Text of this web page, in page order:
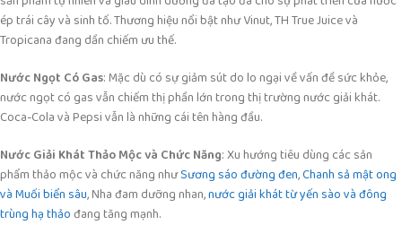
ép trái cây và sinh tố. Thương hiệu nổi bật như Vinut, TH True Juice và
Tropicana đang dần chiếm ưu thế.
Nước Ngọt Có Gas: Mặc dù có sự giảm sút do lo ngại về vấn đề sức khỏe,
nước ngọt có gas vẫn chiếm thị phần lớn trong thị trường nước giải khát.
Coca-Cola và Pepsi vẫn là những cái tên hàng đầu.
Nước Giải Khát Thảo Mộc và Chức Năng: Xu hướng tiêu dùng các sản
phẩm thảo mộc và chức năng nhưSương sáo đường đen,Chanh sả mật ong
và Muối biển sâu, Nha đam dưỡng nhan,nước giải khát từ yến sào và đông
trùng hạ thảođang tăng mạnh.